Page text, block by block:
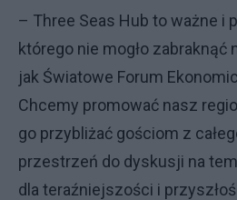
– Three Seas Hub to ważne i
którego nie mogło zabraknąć
jak Światowe Forum
Chcemy promować nasz
go przybliżać gościom z
przestrzeń do dyskusji na
dla teraźniejszości i